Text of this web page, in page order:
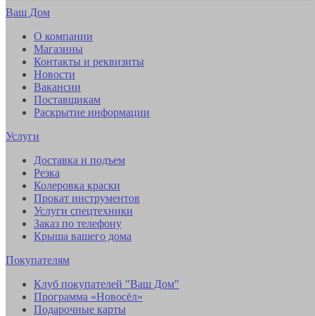
Ваш Дом
О компании
Магазины
Контакты и реквизиты
Новости
Вакансии
Поставщикам
Раскрытие информации
Услуги
Доставка и подъем
Резка
Колеровка краски
Прокат инструментов
Услуги спецтехники
Заказ по телефону
Крыша вашего дома
Покупателям
Клуб покупателей "Ваш Дом"
Программа «Новосёл»
Подарочные карты